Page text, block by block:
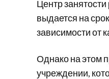
Центр
выдается на
зависимости от
Однако на этом
учреждении,